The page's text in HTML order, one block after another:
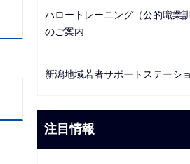
ハロートレーニング（公的職業
のご案内
新潟地域若者サポートステーシ
注目情報